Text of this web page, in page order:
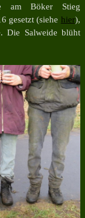
am Böker Stieg
gesetzt (siehe hier),
Die Salweide blüht